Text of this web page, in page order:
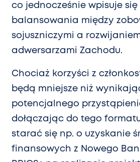
co jednocześnie wpisuje
balansowania między
sojuszniczymi a
adwersarzami Zachodu.
Chociaż korzyści z
będą mniejsze niż
potencjalnego
dołączając do tego
starać się np. o uzyskanie
finansowych z Nowego